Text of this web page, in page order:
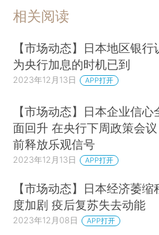
相关阅读
【市场动态】日本地区银行
为央行加息的时机已到
2023年12月13日 APP打开
【市场动态】日本企业信心
面回升 在央行下周政策会议
前释放乐观信号
2023年12月13日 APP打开
【市场动态】日本经济萎缩
度加剧 疫后复苏失去动能
2023年12月08日 APP打开